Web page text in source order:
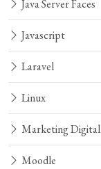
Java Server Faces
Javascript
Laravel
Linux
Marketing Digital
Moodle